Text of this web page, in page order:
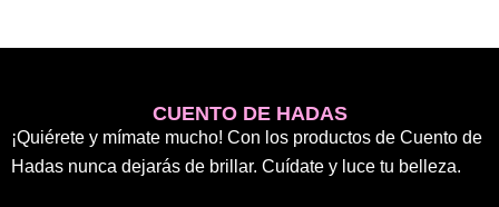
producto
CUENTO DE HADAS
¡Quiérete y mímate mucho! Con los productos de Cuento de
Hadas nunca dejarás de brillar. Cuídate y luce tu belleza.